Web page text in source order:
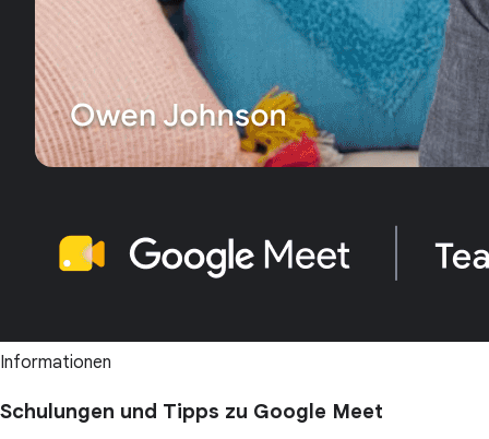
Informationen
Schulungen und Tipps zu Google Meet